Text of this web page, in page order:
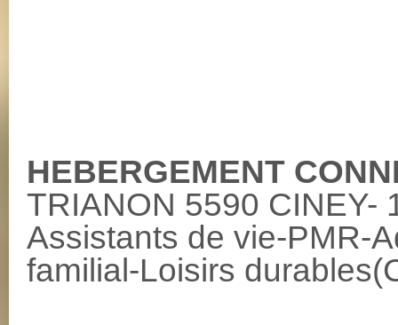
HEBERGEMENT
TRIANON 5590 CINEY-
Assistants de vie-PMR-
familial-Loisirs